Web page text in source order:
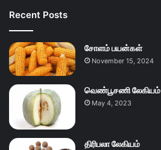
Recent Posts
சோளம் பயன்கள்
November 15, 2024
வெண்பூசணி லேகியம்
May 4, 2023
திரிபலா லேகியம்